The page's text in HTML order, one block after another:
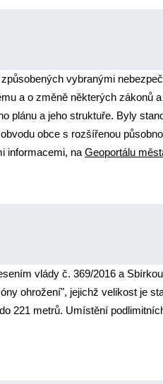
vybranými
a o změně některých zákonů
plánu a jeho struktuře. Byly
obce s rozšířenou
informacemi, na Geoportálu
vlády č. 369/2016 a
ohrožení", jejichž velikost je
221 metrů. Umístění